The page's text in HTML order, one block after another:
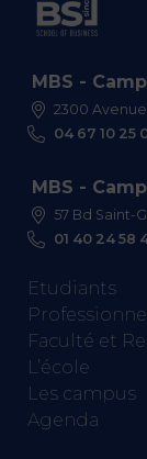
MBS -
2300
04 67 10 25
MBS -
57 Bd Saint-
01 40 24 58
Etudiants
Faculté et
L’école
Les campus
Agenda